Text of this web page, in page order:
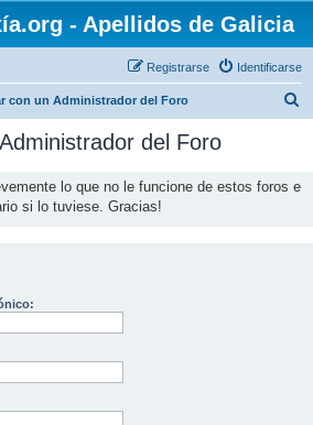
- Apellidos de Galicia
Identificarse
Registrarse
con un Administrador del Foro
del Foro
lo que no le funcione de estos foros e
si lo tuviese. Gracias!